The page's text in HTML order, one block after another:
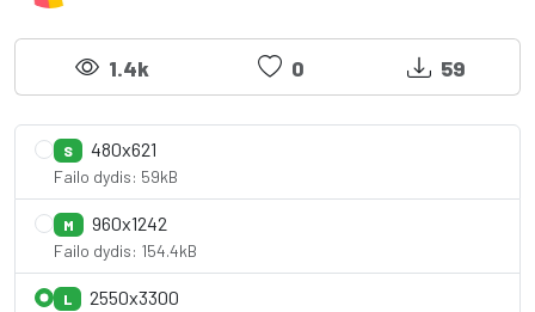
1.4k 0 59
S 480x621
Failo dydis: 59kB
M 960x1242
Failo dydis: 154.4kB
L 2550x3300